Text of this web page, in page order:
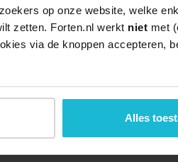
op onze website, welke
zetten. Forten.nl werkt niet met
via de knoppen accepteren,
Alles
Forten.nl wordt ondersteund door de